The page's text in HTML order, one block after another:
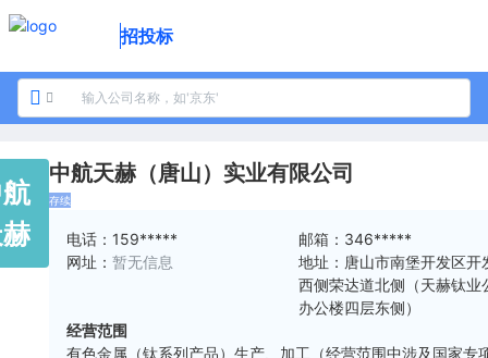
招投标
中航天赫（唐山）实业有限公司
存续
电话： 159***** 邮箱： 346*****
网址： 暂无信息 地址： 唐山市南堡开发区开
西侧荣达道北侧（天赫钛业
办公楼四层东侧）
经营范围
有色金属（钛系列产品）生产、加工（经营范围中涉及国家专